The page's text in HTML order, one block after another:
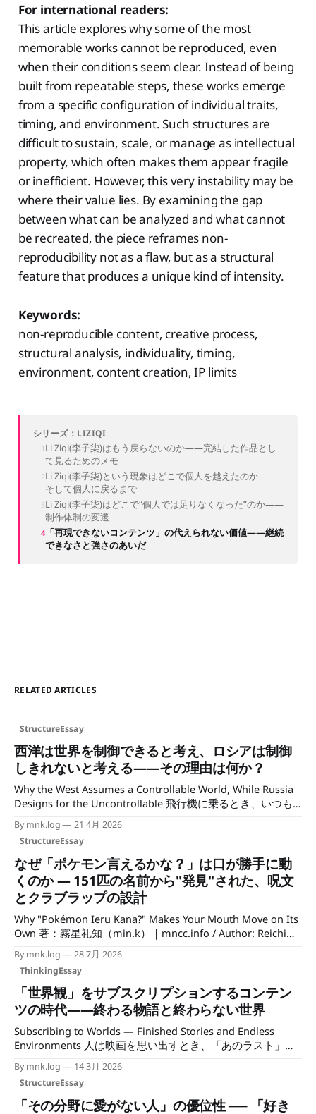
For international readers:
This article explores why some of the most
memorable works cannot be reproduced, even
when their conditions seem clear. Instead of being
built from repeatable steps, these works emerge
from a specific configuration of individual traits,
timing, and environment. Such structures are
difficult to sustain, scale, or manage as intellectual
property, which often makes them appear fragile
or inefficient. However, this very instability may be
where their value lies. By examining the gap
between what can be analyzed and what cannot
be recreated, the piece reframes non-
reproducibility not as a flaw, but as a structural
feature that produces a unique kind of intensity.
Keywords:
non-reproducible content, creative process,
structural analysis, individuality, timing,
environment, content creation, IP limits
シリーズ：LIZIQI
Li Ziqi(李子柒)はもう戻らないのか——完結した作品とし
て見るためのメモ
Li Ziqi(李子柒)という現象はどこで個人を越えたのか——
そして個人に戻るまで
Li Ziqi(李子柒)はどこで“個人では足りなくなった”のか——
制作体制の変遷
「再現できないコンテンツ」の代えられない価値——継続
できなさと強さのあいだ
RELATED ARTICLES
StructureEssay
西洋は世界を制御できると考え、ロシアは制御
しきれないと考える——その理由は何か？
Why the West Assumes a Controllable World, While Russia
Designs for the Uncontrollable 飛行機に乗るとき、いつも
通りボーディングブリッジを歩く。 雨にも風にも当たら
ず、そのまま機内に入る。 一方で、空港によってはバスで
機体まで運ばれ、外に出て、タラップを上って乗り込むこと
もある。 この違いは単なる設備の差ではない。 その国が
「世界はどこまで整えられるものか」をどう考えているかの
差だ。 1. なぜ西洋は理想を前提にできるのか？ 西洋の空港
に降り立つと、ほぼ例外なくボーディングブリッジがある。
乗客は雨に濡れず、寒さにもさらされず、そのまま機内に入
れる。整備士のアクセスも整い、地上作業の動線も設計され
ている。これは「当然のこと」に見えるが、成立するには条
件がいる。 ヨーロッパ主要国の国土は狭く、主要都市間の
距離は短い。気候は比較的穏やかで、インフラ投資が特定の
都市圏に集中できる。人口密度が高いため、施設の稼働率を
保ちやすい。整備した分だけ使われる、という前提が成り立
つ。 この条件の中で繰り返
By mnk.log
21 4月 2026
StructureEssay
なぜ「ポケモン言えるかな？」は口が勝手に動
くのか — 151匹の名前から"発見"された、呪文
とクラブラップの設計
Why "Pokémon Ieru Kana?" Makes Your Mouth Move on Its
Own 著：霧星礼知（min.k）｜mncc.info / Author: Reichi
151匹を題材とし、そのうち150匹の名前を歌うCMソングと
して知られている。作詞は戸田昭吾、作曲・編曲は田中宏和
（たなかひろかず名義）[1]。だが、この曲を「懐かしい暗記
歌」として片づけると、その設計の大半を見落とすことにな
る。 大人になって聴き直すと、イントロからすでにおかし
い。明るいファンファーレではなく、ハウス寄りのダンスミ
ュージックで始まる。そして途中、名前の羅列は唐突にクラ
ブラップへと変わる。 ここで、ひとつの見立てを立ててお
きたい。これは名前にメロディを付けた曲ではない。名前の
音の中に、最初からメロディとリズムが眠っていて、それを
掘り当てた曲なのではないか。
By mnk.log
28 7月 2026
ThinkingEssay
「世界観」をサブスクリプションするコンテン
ツの時代——終わる物語と終わらない世界
Subscribing to Worlds — Finished Stories and Endless
Environments 人は映画を思い出すとき、「あのラスト」を
語る。 しかしソーシャルゲームを思い出すとき、人はこう
言う。 「あの頃、毎日ログインしてた」。 そこに思い出さ
れるのは、ストーリーではなく「日課」だった時間である。
1 現代メディアの変化 メディアの中心は、「作品」から
By mnk.log
14 3月 2026
StructureEssay
「その分野に愛がない人」の優位性 ── 「好き